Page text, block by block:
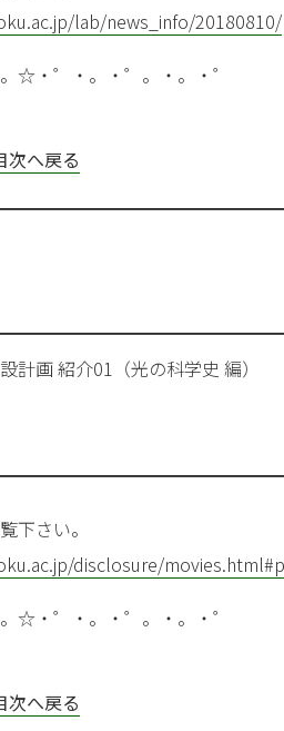
lab/news_info/20180810/
゜・。・゜。・。・゜
次へ戻る
紹介01（光の科学史 編）
下さい。
disclosure/
゜・。・゜。・。・゜
次へ戻る